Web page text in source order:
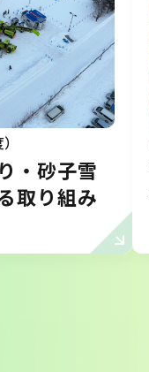
・砂子雪
取り組み